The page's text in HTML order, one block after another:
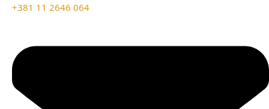
+381 11 2646 064